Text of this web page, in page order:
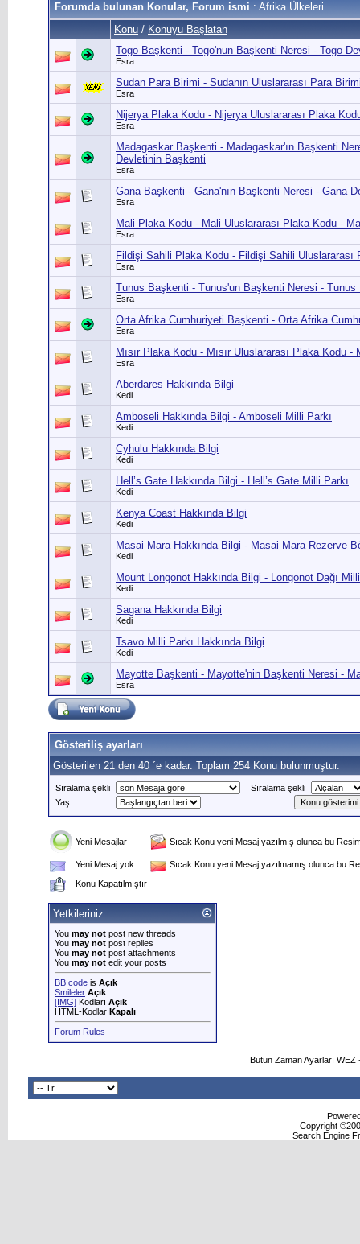
Forumda bulunan Konular, Forum ismi : Afrika Ülkeleri
Konu / Konuyu Başlatan
Togo Başkenti - Togo'nun Başkenti Neresi - Togo
Esra
Sudan Para Birimi - Sudanın Uluslararası Para
Esra
Nijerya Plaka Kodu - Nijerya Uluslararası Plaka
Esra
Madagaskar Başkenti - Madagaskar'ın Başkenti
Devletinin Başkenti
Esra
Gana Başkenti - Gana'nın Başkenti Neresi - Gana
Esra
Mali Plaka Kodu - Mali Uluslararası Plaka Kodu -
Esra
Fildişi Sahili Plaka Kodu - Fildişi Sahili
Esra
Tunus Başkenti - Tunus'un Başkenti Neresi -
Esra
Orta Afrika Cumhuriyeti Başkenti - Orta Afrika
Esra
Mısır Plaka Kodu - Mısır Uluslararası Plaka Kodu -
Esra
Aberdares Hakkında Bilgi
Kedi
Amboseli Hakkında Bilgi - Amboseli Milli Parkı
Kedi
Cyhulu Hakkında Bilgi
Kedi
Hell’s Gate Hakkında Bilgi - Hell’s Gate Milli Parkı
Kedi
Kenya Coast Hakkında Bilgi
Kedi
Masai Mara Hakkında Bilgi - Masai Mara Rezerve
Kedi
Mount Longonot Hakkında Bilgi - Longonot Dağı
Kedi
Sagana Hakkında Bilgi
Kedi
Tsavo Milli Parkı Hakkında Bilgi
Kedi
Mayotte Başkenti - Mayotte'nin Başkenti Neresi -
Esra
Gösteriliş ayarları
Gösterilen 21 den 40 ´e kadar. Toplam 254 Konu bulunmuştur.
Sıralama şekli
Sıralama şekli
Yaş
Yeni Mesajlar Sıcak Konu yeni Mesaj yazılmış olunca bu
Yeni Mesaj yok
Sıcak Konu yeni Mesaj yazılmamış olunca bu
Konu Kapatılmıştır
Yetkileriniz
You may not post new threads
You may not post replies
You may not post attachments
You may not edit your posts
BB code is Açık
Smileler Açık
[IMG] Kodları Açık
HTML-KodlarıKapalı
Forum Rules
Bütün Zaman Ayarları
Copyright
Search Engine